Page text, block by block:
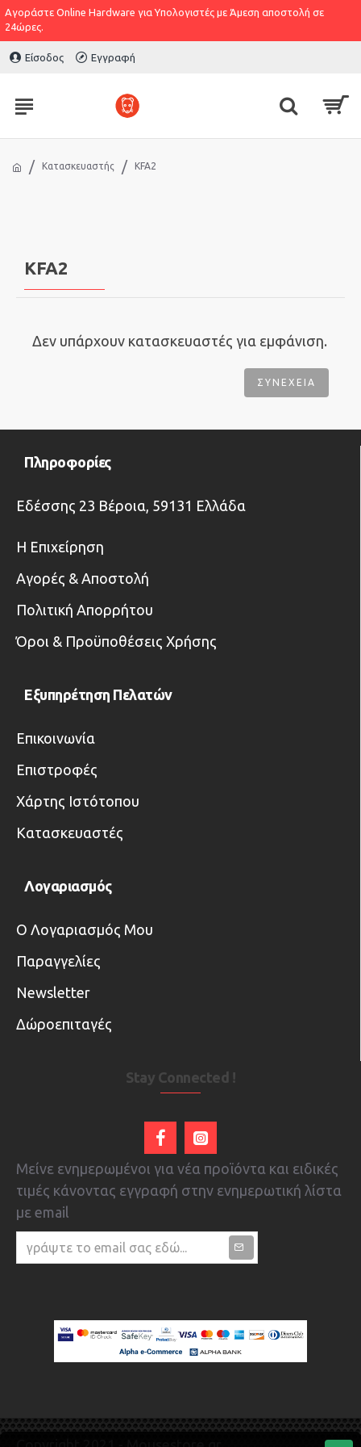
Αγοράστε Online Hardware για Υπολογιστές με Άμεση αποστολή σε
24ώρες.
Είσοδος Εγγραφή
Κατασκευαστής KFA2
KFA2
Δεν υπάρχουν κατασκευαστές για εμφάνιση.
ΣΥΝΈΧΕΙΑ
Πληροφορίες
Εδέσσης 23 Βέροια, 59131 Ελλάδα
Η Επιχείρηση
Αγορές & Αποστολή
Πολιτική Απορρήτου
Όροι & Προϋποθέσεις Χρήσης
Εξυπηρέτηση Πελατών
Επικοινωνία
Επιστροφές
Χάρτης Ιστότοπου
Κατασκευαστές
Λογαριασμός
Ο Λογαριασμός Μου
Παραγγελίες
Newsletter
Δώροεπιταγές
Stay Connected !
Μείνε ενημερωμένοι για νέα προϊόντα και ειδικές
τιμές κάνοντας εγγραφή στην ενημερωτική λίστα
με email